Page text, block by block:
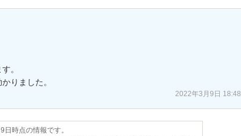
。
りました。
2022年3月9日 18:48
日時点の情報です。